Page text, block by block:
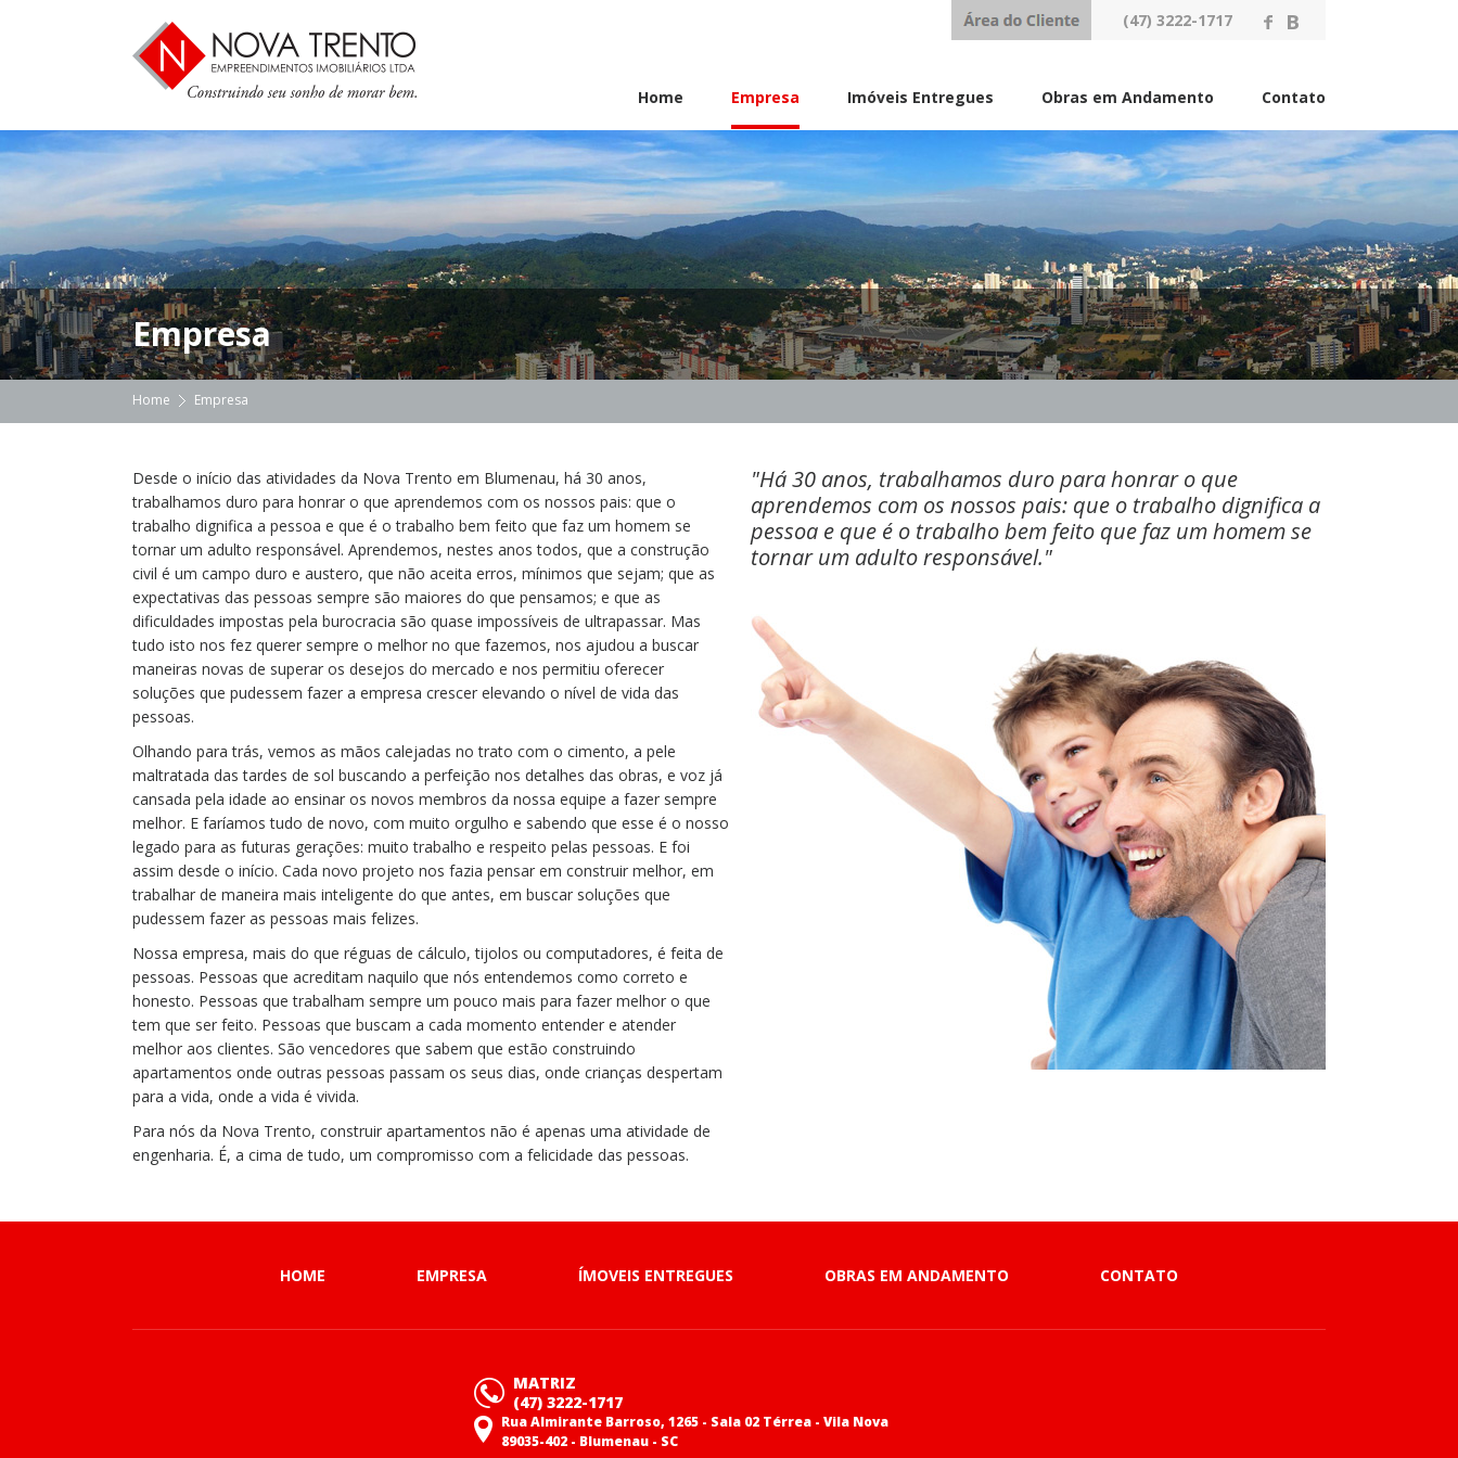
Home Empresa Imóveis Entregues Obras em Andamento Contato
(47) 3222-1717
Empresa
Home Empresa
Desde o início das atividades da Nova Trento em Blumenau, há 30 anos,
trabalhamos duro para honrar o que aprendemos com os nossos pais: que o
trabalho dignifica a pessoa e que é o trabalho bem feito que faz um homem se
tornar um adulto responsável. Aprendemos, nestes anos todos, que a construção
civil é um campo duro e austero, que não aceita erros, mínimos que sejam; que as
expectativas das pessoas sempre são maiores do que pensamos; e que as
dificuldades impostas pela burocracia são quase impossíveis de ultrapassar. Mas
tudo isto nos fez querer sempre o melhor no que fazemos, nos ajudou a buscar
maneiras novas de superar os desejos do mercado e nos permitiu oferecer
soluções que pudessem fazer a empresa crescer elevando o nível de vida das
pessoas.
Olhando para trás, vemos as mãos calejadas no trato com o cimento, a pele
maltratada das tardes de sol buscando a perfeição nos detalhes das obras, e voz já
cansada pela idade ao ensinar os novos membros da nossa equipe a fazer sempre
melhor. E faríamos tudo de novo, com muito orgulho e sabendo que esse é o nosso
legado para as futuras gerações: muito trabalho e respeito pelas pessoas. E foi
assim desde o início. Cada novo projeto nos fazia pensar em construir melhor, em
trabalhar de maneira mais inteligente do que antes, em buscar soluções que
pudessem fazer as pessoas mais felizes.
Nossa empresa, mais do que réguas de cálculo, tijolos ou computadores, é feita de
pessoas. Pessoas que acreditam naquilo que nós entendemos como correto e
honesto. Pessoas que trabalham sempre um pouco mais para fazer melhor o que
tem que ser feito. Pessoas que buscam a cada momento entender e atender
melhor aos clientes. São vencedores que sabem que estão construindo
apartamentos onde outras pessoas passam os seus dias, onde crianças despertam
para a vida, onde a vida é vivida.
Para nós da Nova Trento, construir apartamentos não é apenas uma atividade de
engenharia. É, a cima de tudo, um compromisso com a felicidade das pessoas.
"Há 30 anos, trabalhamos duro para honrar o que
aprendemos com os nossos pais: que o trabalho dignifica a
pessoa e que é o trabalho bem feito que faz um homem se
tornar um adulto responsável."
HOME EMPRESA ÍMOVEIS ENTREGUES OBRAS EM ANDAMENTO CONTATO
MATRIZ
(47) 3222-1717
Rua Almirante Barroso, 1265 - Sala 02 Térrea - Vila Nova
89035-402 - Blumenau - SC